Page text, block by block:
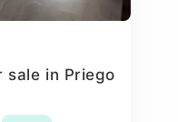
sale in Priego